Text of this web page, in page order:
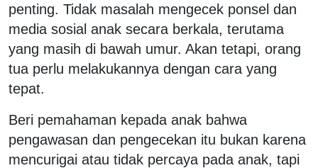
penting. Tidak masalah mengecek ponsel dan
media sosial anak secara berkala, terutama
yang masih di bawah umur. Akan tetapi, orang
tua perlu melakukannya dengan cara yang
tepat.
Beri pemahaman kepada anak bahwa
pengawasan dan pengecekan itu bukan karena
mencurigai atau tidak percaya pada anak, tapi